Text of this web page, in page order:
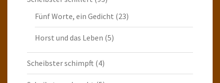
Fünf Worte, ein Gedicht (23)
Horst und das Leben (5)
Scheibster schimpft (4)